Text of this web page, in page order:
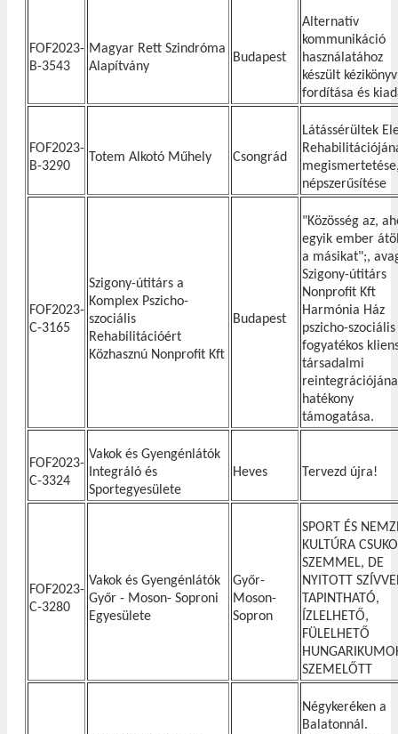
FOF2023-
B-3543
Magyar Rett Szindróma
Alapítvány
Budapest
Alternatív
kommunikáció
használatához
készült kézikönyv
fordítása és
FOF2023-
B-3290
Totem Alkotó Műhely Csongrád
Látássérültek
népszerűsítése
FOF2023-
C-3165
Szigony-útitárs a
Komplex Pszicho-
szociális
Rehabilitációért
Közhasznú Nonprofit Kft
Budapest
"Közösség az,
egyik ember
a másikat";,
Szigony-útitárs
Nonprofit Kft
Harmónia Ház
pszicho-szociális
fogyatékos
társadalmi
hatékony
támogatása.
FOF2023-
C-3324
Vakok és Gyengénlátók
Integráló és
Sportegyesülete
Heves Tervezd újra!
FOF2023-
C-3280
Vakok és Gyengénlátók
Győr - Moson- Soproni
Egyesülete
Győr-
Moson-
Sopron
SPORT ÉS
KULTÚRA
SZEMMEL, DE
NYITOTT
TAPINTHATÓ,
ÍZLELHETŐ,
FÜLELHETŐ
SZEMELŐTT
Négykeréken a
Balatonnál.